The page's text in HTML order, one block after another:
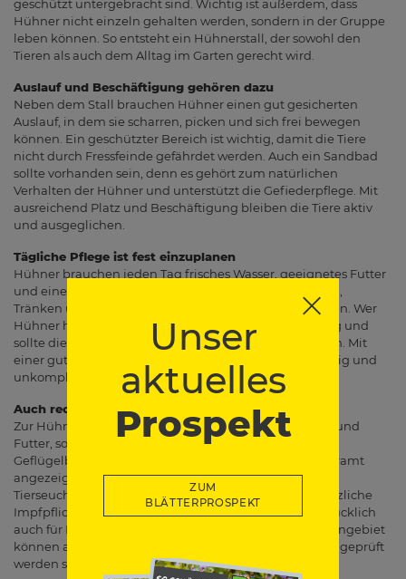
Unser
aktuelles
Prospekt
ZUM
BLÄTTERPROSPEKT
geschützt untergebracht sind. Wichtig ist außerdem, dass
Hühner nicht einzeln gehalten werden, sondern in der Gruppe
leben können. So entsteht ein Hühnerstall, der sowohl den
Tieren als auch dem Alltag im Garten gerecht wird.
Auslauf und Beschäftigung gehören dazu
Neben dem Stall brauchen Hühner einen gut gesicherten
Auslauf, in dem sie scharren, picken und sich frei bewegen
können. Ein geschützter Bereich ist wichtig, damit die Tiere
nicht durch Fressfeinde gefährdet werden. Auch ein Sandbad
sollte vorhanden sein, denn es gehört zum natürlichen
Verhalten der Hühner und unterstützt die Gefiederpflege. Mit
ausreichend Platz und Beschäftigung bleiben die Tiere aktiv
und ausgeglichen.
Tägliche Pflege ist fest einzuplanen
Hühner brauchen jeden Tag frisches Wasser, geeignetes Futter
und einen sauberen Lebensraum. Deshalb sollten Stall,
Tränken und Futterstellen regelmäßig gereinigt werden. Wer
Hühner hält, übernimmt also dauerhaft Verantwortung und
sollte die Versorgung fest in den Tagesablauf einplanen. Mit
einer guten Routine lässt sich die Pflege aber zuverlässig und
unkompliziert umsetzen.
Auch rechtliche Vorgaben sind wichtig
Zur Hühnerhaltung im Garten gehören nicht nur Stall und
Futter, sondern auch einige formale Pflichten.
Geflügelbestände müssen beim zuständigen Veterinäramt
angezeigt werden; außerdem ist eine Meldung bei der
Tierseuchenkasse vorgesehen. Hinzu kommt die gesetzliche
Impfpflicht gegen die Newcastle-Krankheit, die ausdrücklich
auch für Klein- und Hobbyhaltungen gilt. Je nach Wohngebiet
können außerdem örtliche Vorgaben gelten, die vorab geprüft
werden sollten.